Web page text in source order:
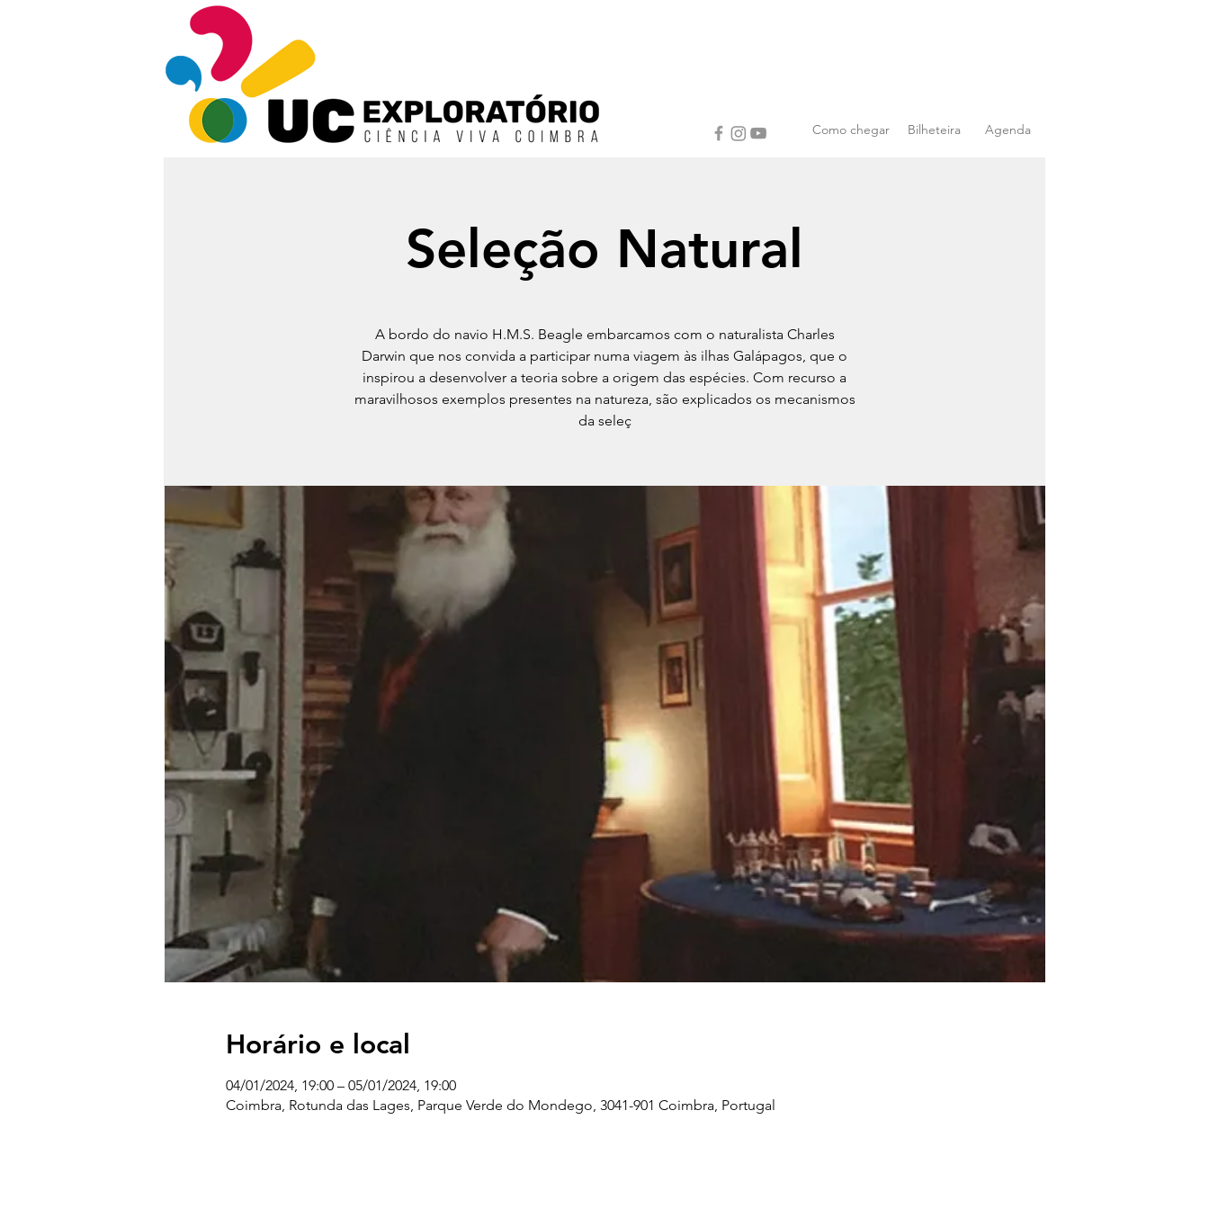
Como chegar Bilheteira Agenda
Seleção Natural
A bordo do navio H.M.S. Beagle embarcamos com o naturalista Charles
Darwin que nos convida a participar numa viagem às ilhas Galápagos, que o
inspirou a desenvolver a teoria sobre a origem das espécies. Com recurso a
maravilhosos exemplos presentes na natureza, são explicados os mecanismos
da seleç
Horário e local
04/01/2024, 19:00 – 05/01/2024, 19:00
Coimbra, Rotunda das Lages, Parque Verde do Mondego, 3041-901 Coimbra, Portugal